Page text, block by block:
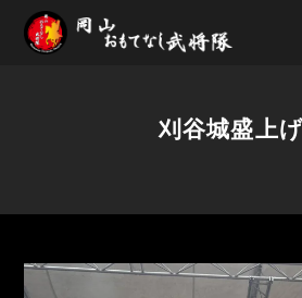
刈谷城盛上